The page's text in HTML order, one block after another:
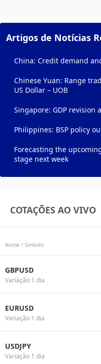
Artigos de Notícias
China: Credit demand
Chinese Yuan: Range
US Dollar – UOB
Singapore: GDP revision
Philippines: BSP policy
Forecasting the
stage next week
COTAÇÕES AO VIVO
Nome / Símbolo
GBPUSD
Variação 1 dia
EURUSD
Variação 1 dia
USDJPY
Variação 1 dia